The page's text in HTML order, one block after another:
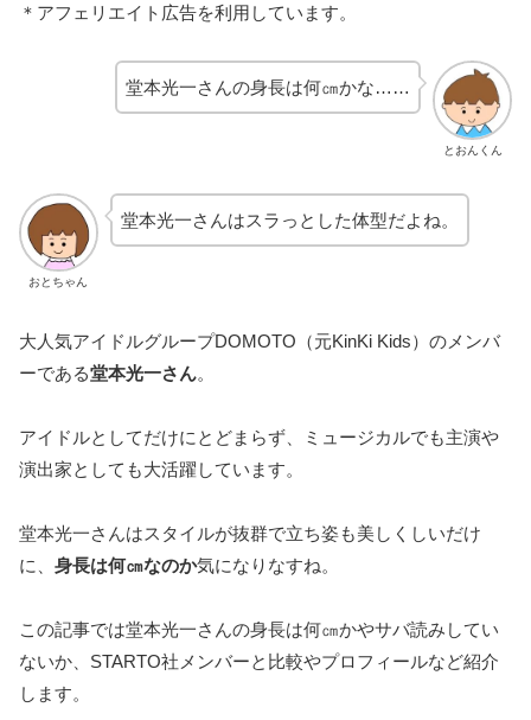
＊アフェリエイト広告を利用しています。
とおんくん
堂本光一さんの身長は何㎝かな……
おとちゃん
堂本光一さんはスラっとした体型だよね。
大人気アイドルグループDOMOTO（元KinKi Kids）のメンバ
ーである堂本光一さん。
アイドルとしてだけにとどまらず、ミュージカルでも主演や
演出家としても大活躍しています。
堂本光一さんはスタイルが抜群で立ち姿も美しくしいだけ
に、 身長は何㎝なのか気になりなすね。
この記事では堂本光一さんの身長は何㎝かやサバ読みしてい
ないか、STARTO社メンバーと比較やプロフィールなど紹介
します。